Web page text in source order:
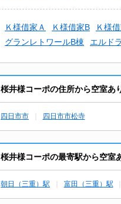
Ｋ様借家Ａ Ｋ様借家B Ｋ様
グランレトワールB棟
エルド
桜井様コーポの住所から空室あ
四日市市 四日市市松寺
桜井様コーポの最寄駅から空室
朝日（三重）駅 富田（三重）駅